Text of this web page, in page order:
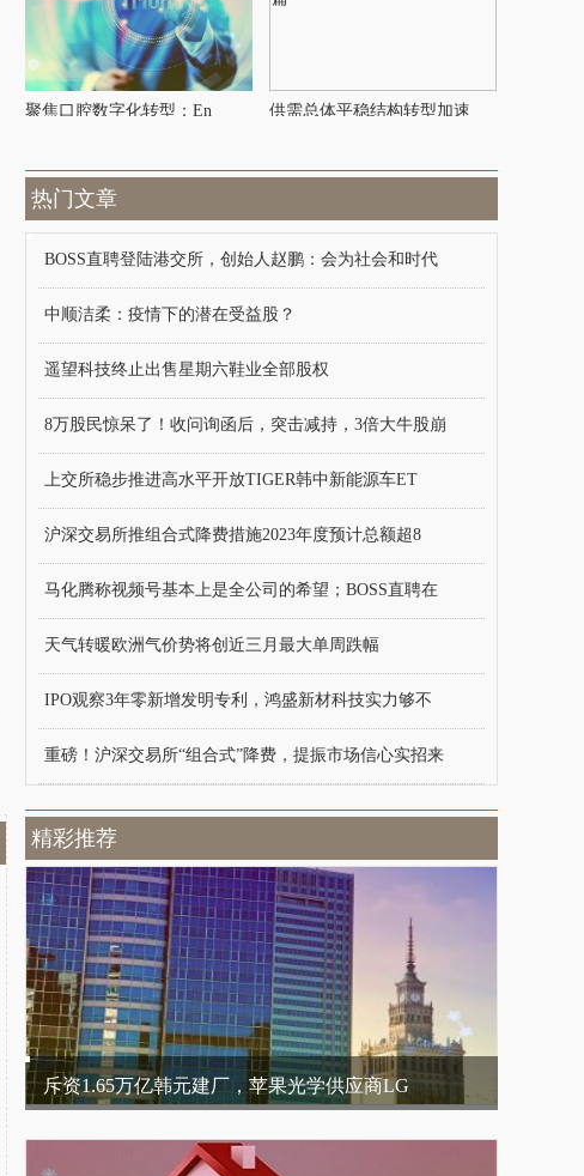
聚焦口腔数字化转型：En 供需总体平稳结构转型加速
热门文章
BOSS直聘登陆港交所，创始人赵鹏：会为社会和时代
中顺洁柔：疫情下的潜在受益股？
遥望科技终止出售星期六鞋业全部股权
8万股民惊呆了！收问询函后，突击减持，3倍大牛股崩
上交所稳步推进高水平开放TIGER韩中新能源车ET
沪深交易所推组合式降费措施2023年度预计总额超8
马化腾称视频号基本上是全公司的希望；BOSS直聘在
天气转暖欧洲气价势将创近三月最大单周跌幅
IPO观察3年零新增发明专利，鸿盛新材科技实力够不
重磅！沪深交易所“组合式”降费，提振市场信心实招来
精彩推荐
斥资1.65万亿韩元建厂，苹果光学供应商LG